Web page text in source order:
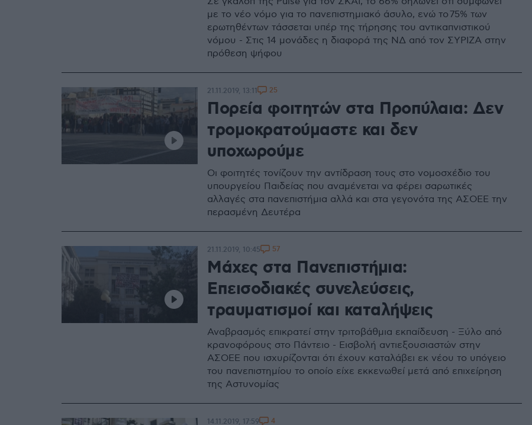
με το νέο νόμο για το πανεπιστημιακό άσυλο, ενώ το 75% των
ερωτηθέντων τάσσεται υπέρ της τήρησης του αντικαπνιστικού
νόμου - Στις 14 μονάδες η διαφορά της ΝΔ από τον ΣΥΡΙΖΑ στην
πρόθεση ψήφου
Πορεία φοιτητών στα Προπύλαια: Δεν
τρομοκρατούμαστε και δεν
υποχωρούμε
Οι φοιτητές τονίζουν την αντίδραση τους στο νομοσχέδιο του
υπουργείου Παιδείας που αναμένεται να φέρει σαρωτικές
αλλαγές στα πανεπιστήμια αλλά και στα γεγονότα της ΑΣΟΕΕ την
περασμένη Δευτέρα
21.11.2019, 13:11 25
Μάχες στα Πανεπιστήμια:
Επεισοδιακές συνελεύσεις,
τραυματισμοί και καταλήψεις
Αναβρασμός επικρατεί στην τριτοβάθμια εκπαίδευση - Ξύλο από
κρανοφόρους στο Πάντειο - Εισβολή αντιεξουσιαστών στην
ΑΣΟΕΕ που ισχυρίζονται ότι έχουν καταλάβει εκ νέου το υπόγειο
του πανεπιστημίου το οποίο είχε εκκενωθεί μετά από επιχείρηση
της Αστυνομίας
21.11.2019, 10:45 57
14.11.2019, 17:59 4